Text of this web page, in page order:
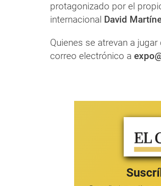
protagonizado por el
internacional David
Quienes se atrevan a
correo electrónico a